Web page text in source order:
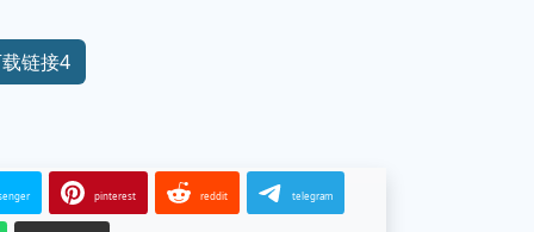
链接4
pinterest reddit telegram